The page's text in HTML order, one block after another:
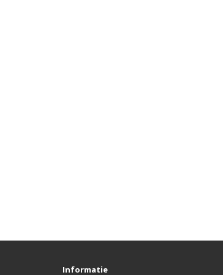
Informatie